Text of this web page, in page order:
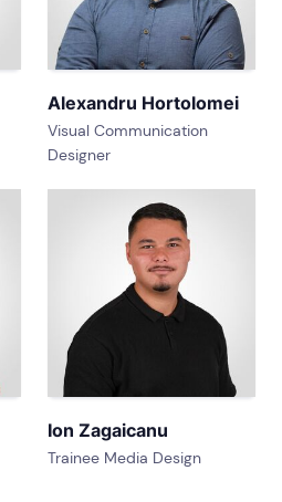
Alexandru Hortolomei
Visual Communication
Designer
Ion Zagaicanu
Trainee Media Design